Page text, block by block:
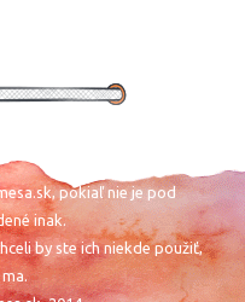
pokiaľ nie je pod
inak.
by ste ich niekde použiť,